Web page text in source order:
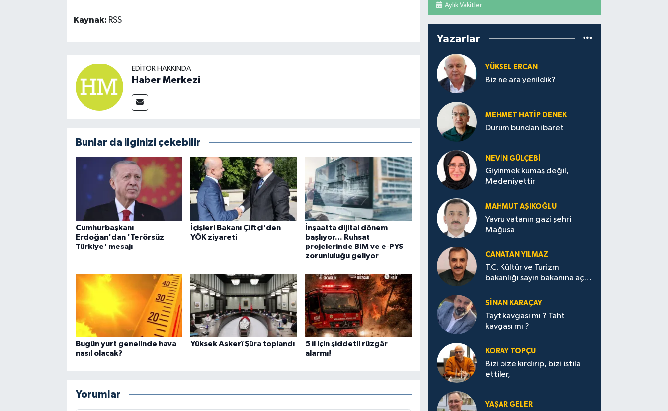
Kaynak: RSS
EDITÖR HAKKINDA
Haber Merkezi
Bunlar da ilginizi çekebilir
Cumhurbaşkanı
Erdoğan'dan 'Terörsüz
Türkiye' mesajı
İçişleri Bakanı Çiftçi'den
YÖK ziyareti
İnşaatta dijital dönem
başlıyor... Ruhsat
projelerinde BIM ve e-PYS
zorunluluğu geliyor
Bugün yurt genelinde hava
nasıl olacak?
Yüksek Askerî Şûra toplandı
5 il için şiddetli rüzgâr
alarmı!
Yorumlar
Aylık Vakitler
Yazarlar
YÜKSEL ERCAN
Biz ne ara yenildik?
MEHMET HATİP DENEK
Durum bundan ibaret
NEVİN GÜLÇEBİ
Giyinmek kumaş değil,
Medeniyettir
MAHMUT AŞIKOĞLU
Yavru vatanın gazi şehri
Mağusa
CANATAN YILMAZ
T.C. Kültür ve Turizm
bakanlığı sayın bakanına açık
SİNAN KARAÇAY
Tayt kavgası mı ? Taht
kavgası mı ?
KORAY TOPÇU
Bizi bize kırdırıp, bizi istila
ettiler,
YAŞAR GELER